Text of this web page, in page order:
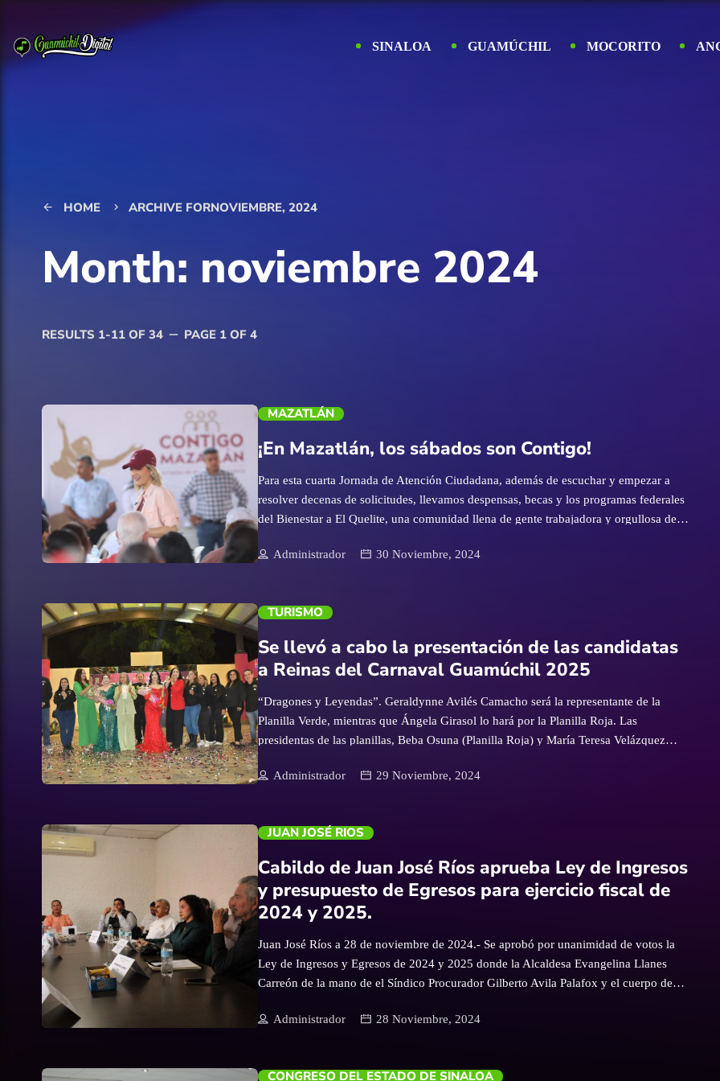
SINALOA GUAMÚCHIL MOCORITO
arrow_back HOME keyboard_arrow_right ARCHIVE FORNOVIEMBRE, 2024
Month: noviembre 2024
RESULTS 1-11 OF 34 remove PAGE 1 OF 4
trending_flat
MAZATLÁN
¡En Mazatlán, los sábados son Contigo!
Para esta cuarta Jornada de Atención Ciudadana, además de escuchar y empezar a
resolver decenas de solicitudes, llevamos despensas, becas y los programas federales
del Bienestar a El Quelite, una comunidad llena de gente trabajadora y orgullosa de su
bienestar para todas y todos!
Administrador 30 Noviembre, 2024
trending_flat
TURISMO
Se llevó a cabo la presentación de las candidatas
a Reinas del Carnaval Guamúchil 2025
“Dragones y Leyendas”. Geraldynne Avilés Camacho será la representante de la
Planilla Verde, mientras que Ángela Girasol lo hará por la Planilla Roja. Las
presidentas de las planillas, Beba Osuna (Planilla Roja) y María Teresa Velázquez
candidatas en este proceso. La organización de la fiesta del pueblo avanza con
Administrador 29 Noviembre, 2024
JUAN JOSÉ RIOS
Cabildo de Juan José Ríos aprueba Ley de Ingresos
y presupuesto de Egresos para ejercicio fiscal de
2024 y 2025.
Juan José Ríos a 28 de noviembre de 2024.- Se aprobó por unanimidad de votos la
Ley de Ingresos y Egresos de 2024 y 2025 donde la Alcaldesa Evangelina Llanes
Carreón de la mano de el Síndico Procurador Gilberto Avila Palafox y el cuerpo de
de los ingresos al municipio es uno de los elementos más importantes a destacar. “Es
Administrador 28 Noviembre, 2024
CONGRESO DEL ESTADO DE SINALOA